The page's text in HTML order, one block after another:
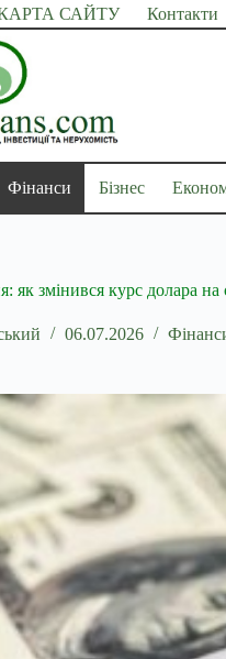
САЙТУ Контакти
Фінанси Бізнес
як змінився курс долара на
06.07.2026